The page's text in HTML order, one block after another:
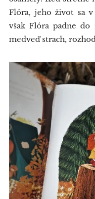
Flóra, jeho život sa
však Flóra padne
medveď strach,